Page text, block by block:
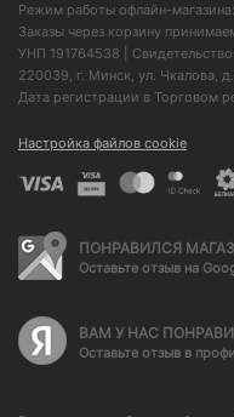
Режим работы офлайн-
Заказы через корзину
УНП 191764538 |
220039, г. Минск, ул. Чкалова,
Дата регистрации в Торговом
Настройка файлов cookie
ПОНРАВИЛСЯ
Оставьте отзыв на
ВАМ У НАС
Оставьте отзыв в